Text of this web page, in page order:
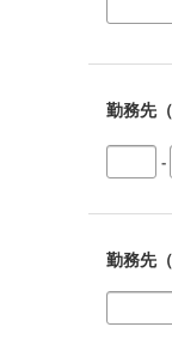
勤務先
-
勤務先